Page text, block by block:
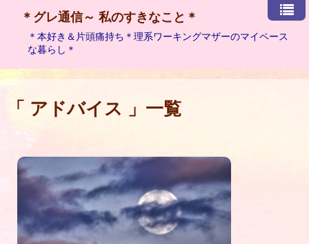
＊グレ通信～ 私のすきなこと＊
＊本好き＆片頭痛持ち＊理系ワーキングマザーのマイペース
な暮らし＊
「 アドバイス 」一覧